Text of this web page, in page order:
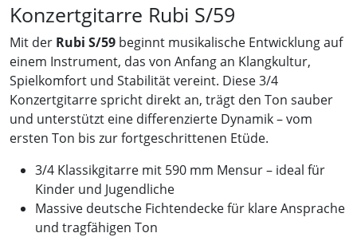
Konzertgitarre Rubi S/59
Mit der Rubi S/59 beginnt musikalische Entwicklung auf
einem Instrument, das von Anfang an Klangkultur,
Spielkomfort und Stabilität vereint. Diese 3/4
Konzertgitarre spricht direkt an, trägt den Ton sauber
und unterstützt eine differenzierte Dynamik – vom
ersten Ton bis zur fortgeschrittenen Etüde.
3/4 Klassikgitarre mit 590 mm Mensur – ideal für
Kinder und Jugendliche
Massive deutsche Fichtendecke für klare Ansprache
und tragfähigen Ton